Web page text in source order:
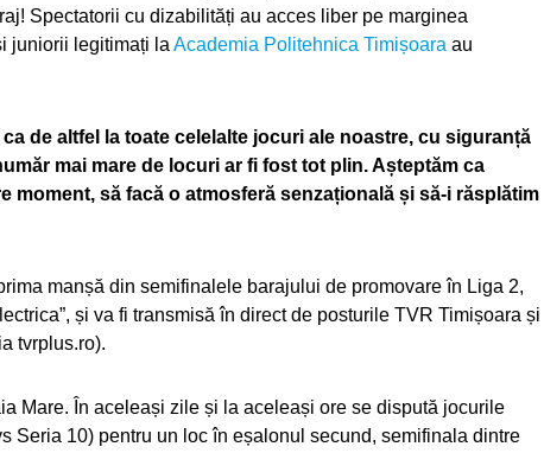
Spectatorii cu dizabilități au acces liber pe marginea
juniorii legitimați la Academia Politehnica Timișoara au
de altfel la toate celelalte jocuri ale noastre, cu siguranță
mai mare de locuri ar fi fost tot plin. Așteptăm ca
să facă o atmosferă senzațională și să-i răsplătim
manșă din semifinalele barajului de promovare în Liga 2,
și va fi transmisă în direct de posturile TVR Timișoara și
tvrplus.ro).
Mare. În aceleași zile și la aceleași ore se dispută jocurile
Seria 10) pentru un loc în eșalonul secund, semifinala dintre